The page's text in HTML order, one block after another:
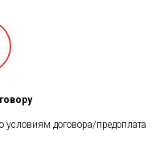
условиям договора/предоплата